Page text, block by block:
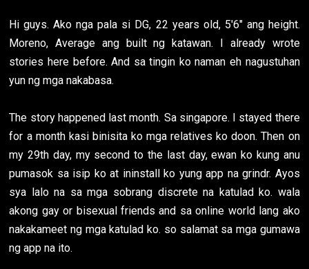
Hi guys. Ako nga pala si DG, 22 years old, 5'6" ang height.
Moreno, Average ang built ng katawan. I already wrote
stories here before. And sa tingin ko naman eh nagustuhan
yun ng mga nakabasa.
The story happened last month. Sa singapore. I stayed there
for a month kasi binisita ko mga relatives ko doon. Then on
my 29th day, my second to the last day, ewan ko kung anu
pumasok sa isip ko at ininstall ko yung app na grindr. Ayos
sya lalo na sa mga sobrang discrete na katulad ko. wala
akong gay or bisexual friends and sa online world lang ako
nakakameet ng mga katulad ko. so salamat sa mga gumawa
ng app na ito.